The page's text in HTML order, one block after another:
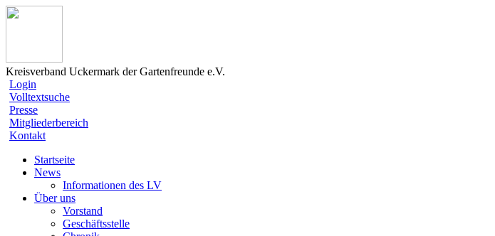
Kreisverband Uckermark der Gartenfreunde e.V.
Login
Volltextsuche
Presse
Mitgliederbereich
Kontakt
Startseite
News
Informationen des LV
Über uns
Vorstand
Geschäftsstelle